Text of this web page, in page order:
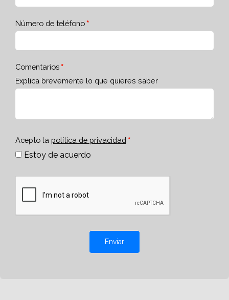
Número de teléfono
Comentarios
Explica brevemente lo que quieres saber
Acepto la política de privacidad
Estoy de acuerdo
Enviar